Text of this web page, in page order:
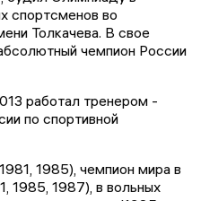
спортсменов во
Толкачева. В свое
чемпион России
работал тренером -
по спортивной
1985), чемпион мира в
1985, 1987), в вольных